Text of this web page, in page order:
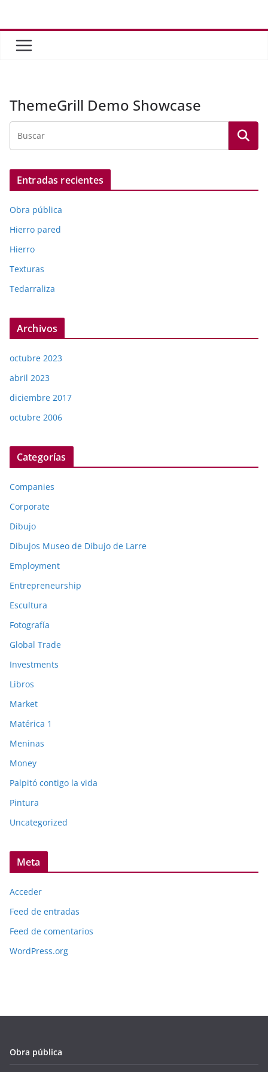
contenido
ThemeGrill Demo Showcase
Entradas recientes
Obra pública
Hierro pared
Hierro
Texturas
Tedarraliza
Archivos
octubre 2023
abril 2023
diciembre 2017
octubre 2006
Categorías
Companies
Corporate
Dibujo
Dibujos Museo de Dibujo de Larre
Employment
Entrepreneurship
Escultura
Fotografía
Global Trade
Investments
Libros
Market
Matérica 1
Meninas
Money
Palpitó contigo la vida
Pintura
Uncategorized
Meta
Acceder
Feed de entradas
Feed de comentarios
WordPress.org
Obra pública